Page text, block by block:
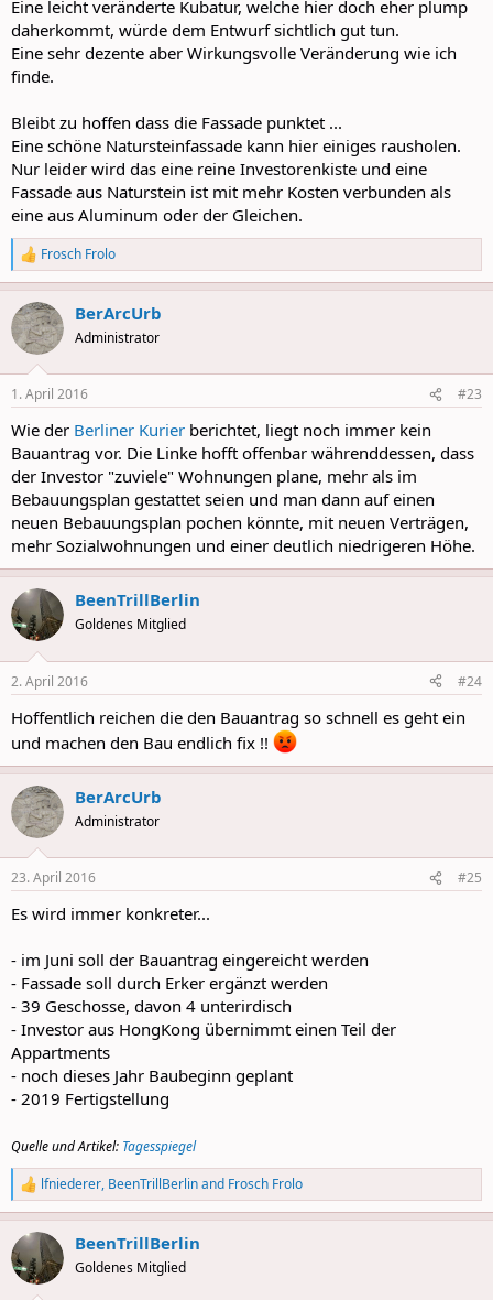
Eine leicht veränderte Kubatur, welche hier doch eher plump
daherkommt, würde dem Entwurf sichtlich gut tun.
Eine sehr dezente aber Wirkungsvolle Veränderung wie ich
finde.
Bleibt zu hoffen dass die Fassade punktet ...
Eine schöne Natursteinfassade kann hier einiges rausholen.
Nur leider wird das eine reine Investorenkiste und eine
Fassade aus Naturstein ist mit mehr Kosten verbunden als
eine aus Aluminum oder der Gleichen.
R
e
a
c
t
i
s
Frosch Frolo
BerArcUrb
Administrator
1. April 2016 #23
Wie der Berliner Kurier berichtet, liegt noch immer kein
Bauantrag vor. Die Linke hofft offenbar währenddessen, dass
der Investor "zuviele" Wohnungen plane, mehr als im
Bebauungsplan gestattet seien und man dann auf einen
neuen Bebauungsplan pochen könnte, mit neuen Verträgen,
mehr Sozialwohnungen und einer deutlich niedrigeren Höhe.
BeenTrillBerlin
Goldenes Mitglied
2. April 2016 #24
Hoffentlich reichen die den Bauantrag so schnell es geht ein
und machen den Bau endlich fix !!
BerArcUrb
Administrator
23. April 2016 #25
Es wird immer konkreter...
- im Juni soll der Bauantrag eingereicht werden
- Fassade soll durch Erker ergänzt werden
- 39 Geschosse, davon 4 unterirdisch
- Investor aus HongKong übernimmt einen Teil der
Appartments
- noch dieses Jahr Baubeginn geplant
- 2019 Fertigstellung
Quelle und Artikel: Tagesspiegel
R
e
a
c
t
i
lfniederer, BeenTrillBerlinand Frosch Frolo
BeenTrillBerlin
Goldenes Mitglied